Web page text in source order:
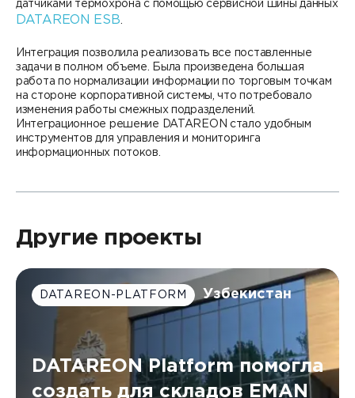
датчиками термохрона с помощью сервисной шины данных
DATAREON ESB
Интеграция позволила реализовать все поставленные
задачи в полном объеме. Была произведена большая
работа по нормализации информации по торговым точкам
на стороне корпоративной системы, что потребовало
изменения работы смежных подразделений.
Интеграционное решение DATAREON стало удобным
инструментов для управления и мониторинга
информационных потоков.
Другие проекты
DATAREON-PLATFORM Узбекистан
DATAREON Platform помогла
создать для складов EMAN